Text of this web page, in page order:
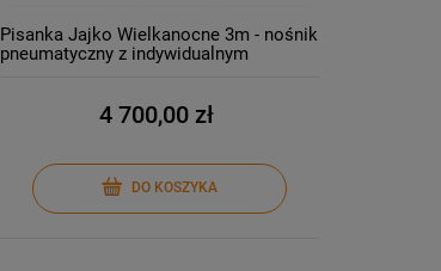
Pisanka Jajko Wielkanocne 3m - nośnik
pneumatyczny z indywidualnym
4 700,00 zł
DO KOSZYKA